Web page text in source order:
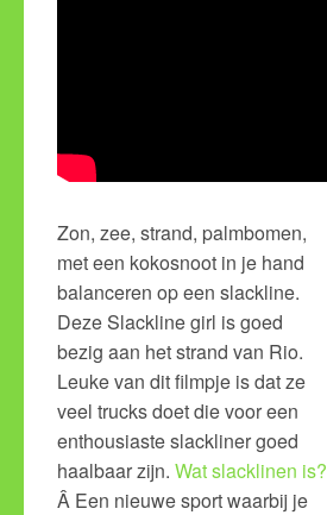
Zon, zee, strand, palmbomen,
met een kokosnoot in je hand
balanceren op een slackline.
Deze Slackline girl is goed
bezig aan het strand van Rio.
Leuke van dit filmpje is dat ze
veel trucks doet die voor een
enthousiaste slackliner goed
haalbaar zijn. Wat slacklinen is?
Â Een nieuwe sport waarbij je